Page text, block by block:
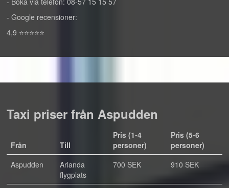
- Google recensioner:
4,9 ⭐⭐⭐⭐⭐
Taxi priser från Aspudden
Från Till
Pris (1-4
personer)
Pris (5-6
personer)
Aspudden
Arlanda
flygplats
700 SEK 910 SEK